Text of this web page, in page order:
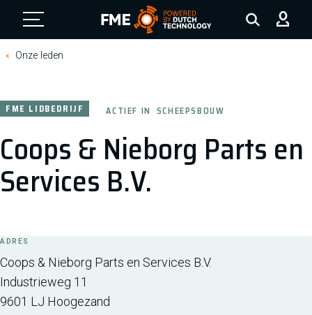
FME Logo, to the homepage
Onze leden
Coops & Nieborg Parts en
Services B.V.
FME LIDBEDRIJF ACTIEF IN SCHEEPSBOUW
ADRES
Coops & Nieborg Parts en Services B.V.
Industrieweg 11
9601 LJ Hoogezand